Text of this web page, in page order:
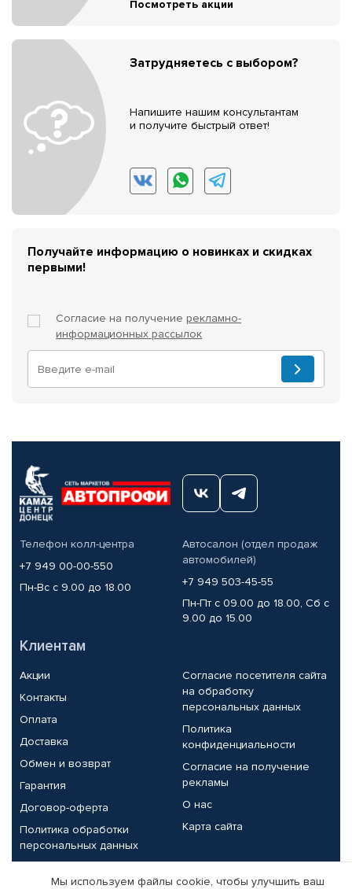
Посмотреть акции
Затрудняетесь с выбором?
Напишите нашим консультантам
и получите быстрый ответ!
Получайте информацию о новинках и скидках
первыми!
Согласие на получение рекламно-
информационных рассылок
Телефон колл-центра
+7 949 00-00-550
Пн-Вс с 9.00 до 18.00
Автосалон (отдел продаж
автомобилей)
+7 949 503-45-55
Пн-Пт с 09.00 до 18.00, Сб с
9.00 до 15.00
Клиентам
Акции
Контакты
Оплата
Доставка
Обмен и возврат
Гарантия
Договор-оферта
Политика обработки
персональных данных
Согласие посетителя сайта
на обработку
персональных данных
Политика
конфиденциальности
Согласие на получение
рекламы
О нас
Карта сайта
Партнерам
Мы используем файлы cookie, чтобы улучшить ваш